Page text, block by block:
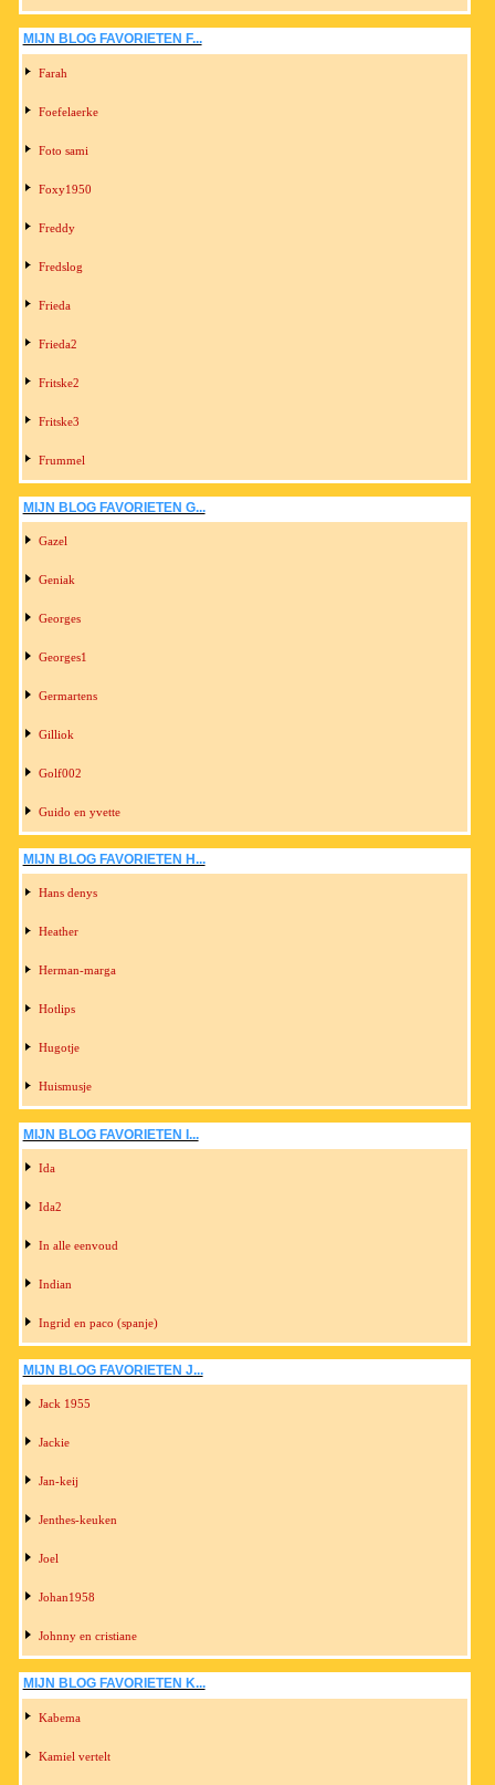
MIJN BLOG FAVORIETEN F...
Farah
Foefelaerke
Foto sami
Foxy1950
Freddy
Fredslog
Frieda
Frieda2
Fritske2
Fritske3
Frummel
MIJN BLOG FAVORIETEN G...
Gazel
Geniak
Georges
Georges1
Germartens
Gilliok
Golf002
Guido en yvette
MIJN BLOG FAVORIETEN H...
Hans denys
Heather
Herman-marga
Hotlips
Hugotje
Huismusje
MIJN BLOG FAVORIETEN I...
Ida
Ida2
In alle eenvoud
Indian
Ingrid en paco (spanje)
MIJN BLOG FAVORIETEN J...
Jack 1955
Jackie
Jan-keij
Jenthes-keuken
Joel
Johan1958
Johnny en cristiane
MIJN BLOG FAVORIETEN K...
Kabema
Kamiel vertelt